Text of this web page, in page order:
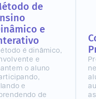
de
e
é dinâmico,
e
o aluno
e
de